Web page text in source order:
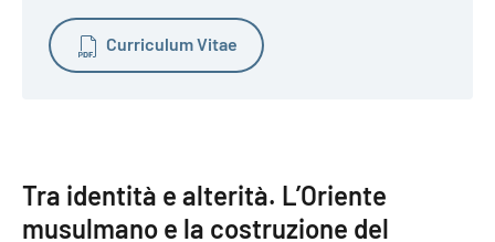
Curriculum Vitae
Tra identità e alterità. L’Oriente
musulmano e la costruzione del